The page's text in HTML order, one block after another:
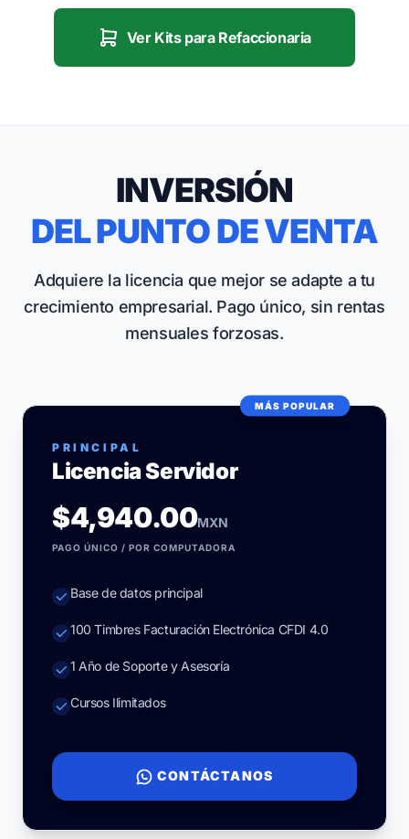
Ver Kits para Refaccionaria
INVERSIÓN
DEL PUNTO DE VENTA
Adquiere la licencia que mejor se adapte a tu
crecimiento empresarial. Pago único, sin rentas
mensuales forzosas.
MÁS POPULAR
PRINCIPAL
Licencia Servidor
$4,940.00MXN
PAGO ÚNICO / POR COMPUTADORA
Base de datos principal
100 Timbres Facturación Electrónica CFDI 4.0
1 Año de Soporte y Asesoría
Cursos Ilimitados
CONTÁCTANOS